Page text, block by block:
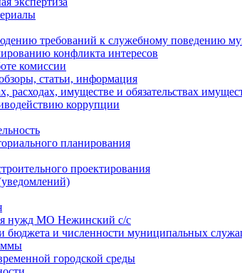
требований к служебному поведению
конфликта интересов
комиссии
статьи, информация
расходах, имуществе и обязательствах
коррупции
планирования
проектирования
нужд МО Нежинский с/с
бюджета и численности муниципальных
городской среды